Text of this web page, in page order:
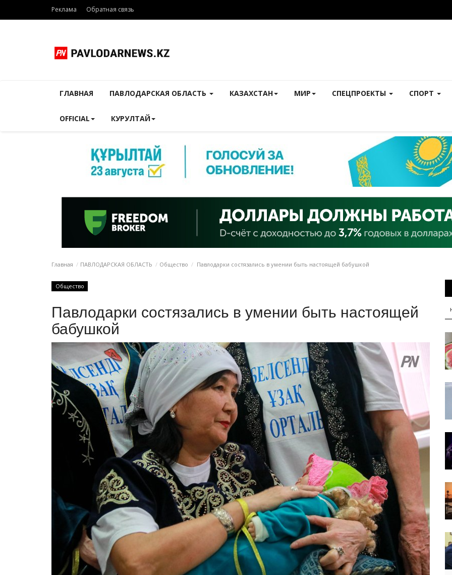
Реклама Обратная связь
ГЛАВНАЯ ПАВЛОДАРСКАЯ ОБЛАСТЬ КАЗАХСТАН МИР СПЕЦПРОЕКТЫ СПОРТ
OFFICIAL КУРУЛТАЙ
Главная ПАВЛОДАРСКАЯ ОБЛАСТЬ Общество Павлодарки состязались в умении быть настоящей бабушкой
Общество
Павлодарки состязались в умении быть настоящей
бабушкой